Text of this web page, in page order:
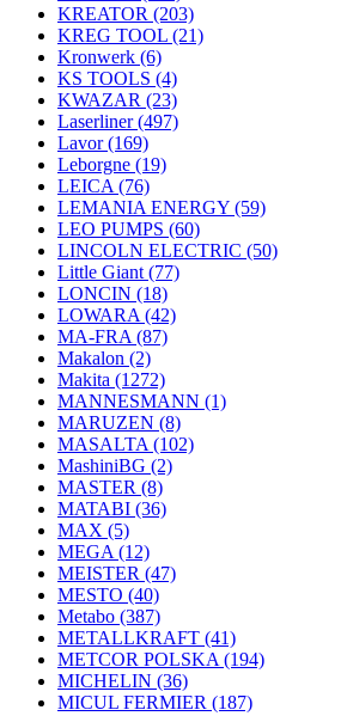
KREATOR (203)
KREG TOOL (21)
Kronwerk (6)
KS TOOLS (4)
KWAZAR (23)
Laserliner(497)
Lavor(169)
Leborgne (19)
LEICA (76)
LEMANIA ENERGY (59)
LEO PUMPS (60)
LINCOLN ELECTRIC (50)
Little Giant (77)
LONCIN (18)
LOWARA (42)
MA-FRA (87)
Makalon (2)
Makita (1272)
MANNESMANN (1)
MARUZEN (8)
MASALTA (102)
MashiniBG (2)
MASTER (8)
MATABI (36)
MAX (5)
MEGA (12)
MEISTER (47)
MESTO (40)
Metabo (387)
METALLKRAFT (41)
METCOR POLSKA (194)
MICHELIN (36)
MICUL FERMIER (187)